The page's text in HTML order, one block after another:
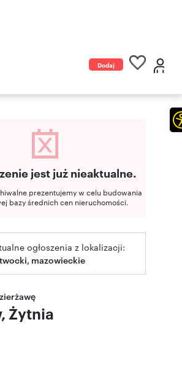
Dodaj
jest już nieaktualne.
prezentujemy w celu budowania
bazy średnich cen nieruchomości.
ogłoszenia z lokalizacji:
mazowieckie
Żytnia